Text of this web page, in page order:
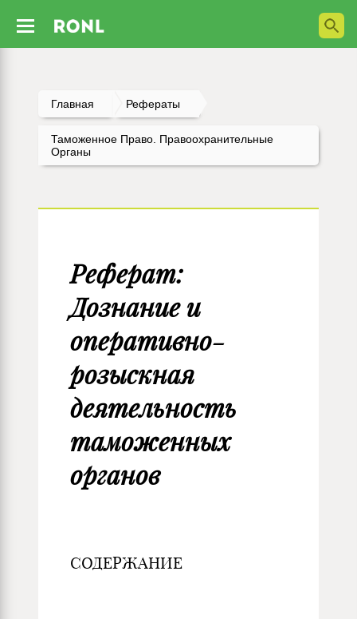
Главная Рефераты
Таможенное Право. Правоохранительные
Органы
Реферат:
Дознание и
оперативно-
розыскная
деятельность
таможенных
органов
СОДЕРЖАНИЕ